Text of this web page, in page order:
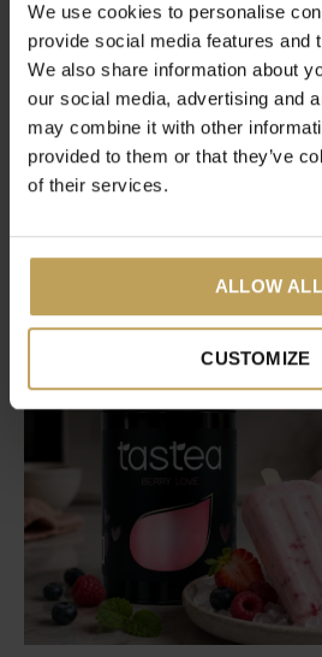
We use cookies to personalise
provide social media features and
We also share information about
our social media, advertising and
may combine it with other
provided to them or that they’ve
of their services.
ALLOW ALL
CUSTOMIZE
Share Tweet
Recente artikelen
Het laatste nieuws op ons blog